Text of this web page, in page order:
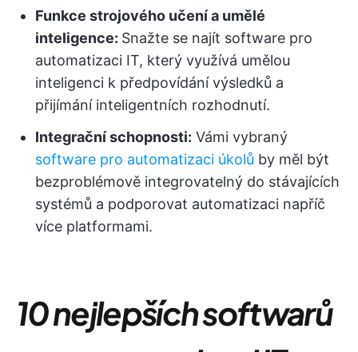
Funkce strojového učení a umělé
inteligence: Snažte se najít software pro
automatizaci IT, který využívá umělou
inteligenci k předpovídání výsledků a
přijímání inteligentních rozhodnutí.
Integrační schopnosti: Vámi vybraný
software pro automatizaci úkolů by měl být
bezproblémově integrovatelný do stávajících
systémů a podporovat automatizaci napříč
více platformami.
10 nejlepších softwarů